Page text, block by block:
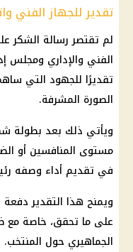
تقدير للجهاز الفني
لم تقتصر رسالة الشكر
الفني والإداري ومجلس
تقديرًا للجهود التي
الصورة المشرفة.
ويأتي ذلك بعد بطولة
مستوى المنافسين أو
في تقديم أداء وصفه
ويمنح هذا التقدير دفعة
على ما تحقق، خاصة مع
الجماهيري حول المنتخب.